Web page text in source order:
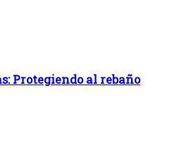
Protegiendo al rebaño